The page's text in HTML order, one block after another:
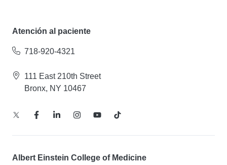
Atención al paciente
718-920-4321
111 East 210th Street
Bronx, NY 10467
Albert Einstein College of Medicine